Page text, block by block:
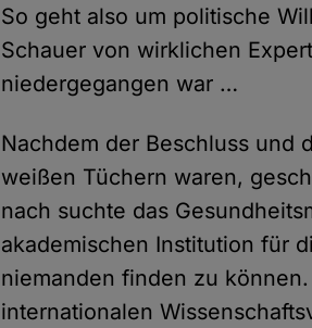
So geht also um politische
Schauer von wirklichen
niedergegangen war …
Nachdem der Beschluss und
weißen Tüchern waren,
nach suchte das
akademischen Institution für
niemanden finden zu
internationalen